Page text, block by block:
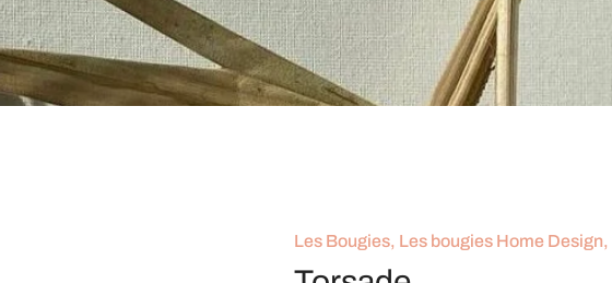
Les Bougies, Les bougies Home Design,